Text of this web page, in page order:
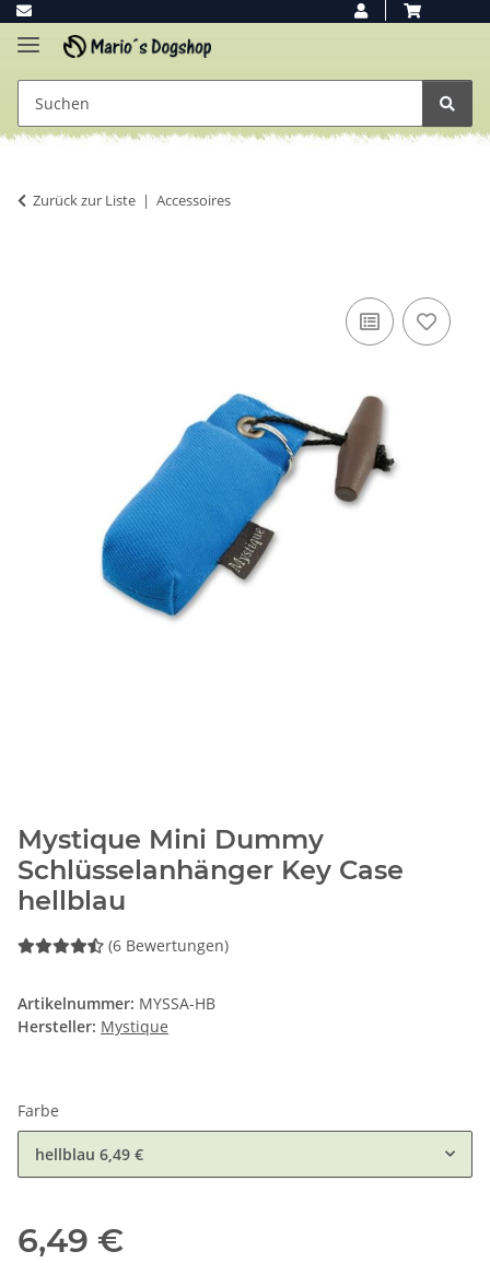
Zurück zur Liste Accessoires
Mystique Mini Dummy
Schlüsselanhänger Key Case
hellblau
(6 Bewertungen)
Artikelnummer: MYSSA-HB
Hersteller: Mystique
Farbe
hellblau 6,49 €
6,49 €